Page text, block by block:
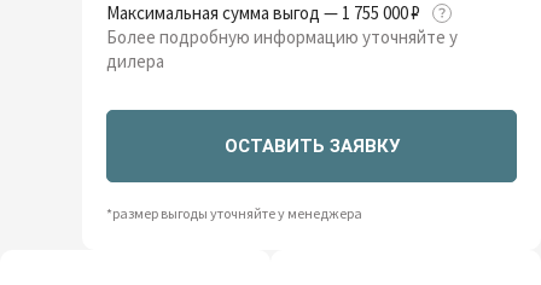
Максимальная сумма выгод — 1 755 000 ₽
Более подробную информацию уточняйте у
дилера
ОСТАВИТЬ ЗАЯВКУ
*размер выгоды уточняйте у менеджера